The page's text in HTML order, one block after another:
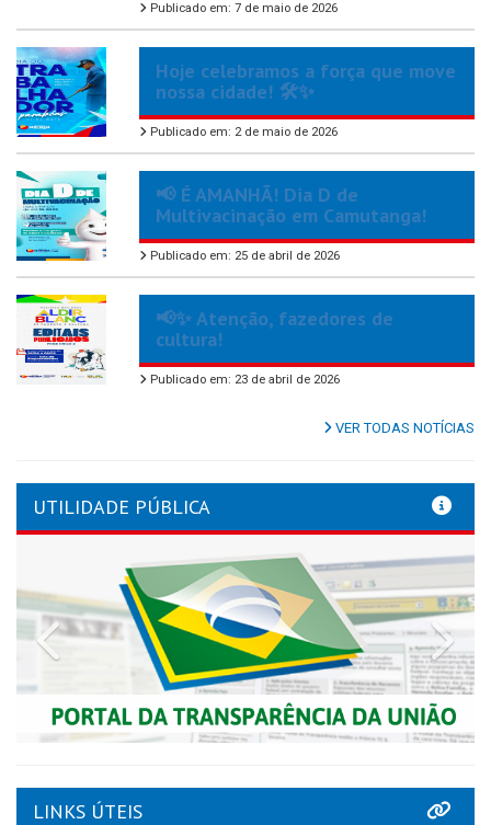
Publicado em: 7 de maio de 2026
Hoje celebramos a força que move
nossa cidade! 🛠️✨
Publicado em: 2 de maio de 2026
📢 É AMANHÃ! Dia D de
Multivacinação em Camutanga!
Publicado em: 25 de abril de 2026
📢✨ Atenção, fazedores de
cultura!
Publicado em: 23 de abril de 2026
VER TODAS NOTÍCIAS
UTILIDADE PÚBLICA
Previous
LINKS ÚTEIS